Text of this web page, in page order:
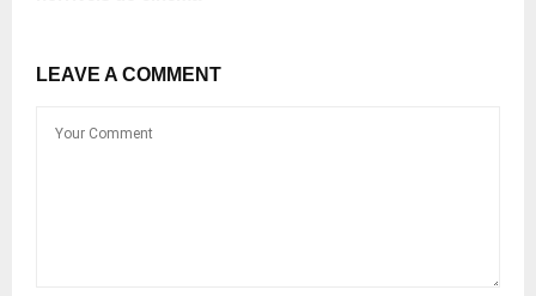
LEAVE A COMMENT